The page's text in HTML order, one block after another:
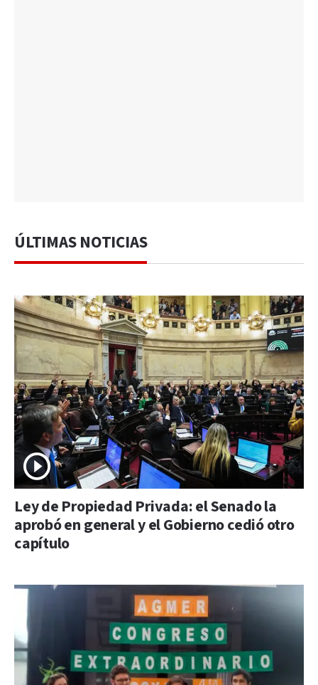
ÚLTIMAS NOTICIAS
Ley de Propiedad Privada: el Senado la
aprobó en general y el Gobierno cedió otro
capítulo